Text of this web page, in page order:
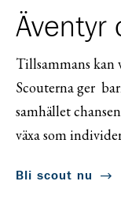
Äventyr
Tillsammans kan
Scouterna ger
samhället
växa som
Bli scout nu